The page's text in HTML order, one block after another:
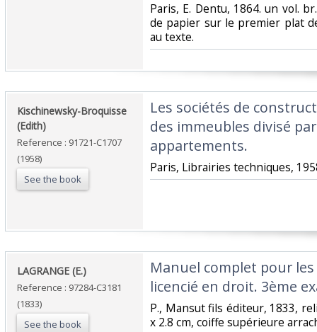
‎Paris, E. Dentu, 1864. un vol.
de papier sur le premier plat
au texte. ‎
‎Kischinewsky-Broquisse
(Edith)‎
Reference : 91721-C1707
(1958)
See the book
‎Les sociétés de
des immeubles divisé
appartements.‎
‎Paris, Librairies techniques,
‎LAGRANGE (E.)‎
Reference : 97284-C3181
(1833)
See the book
‎Manuel complet pour
licencié en droit. 3ème
‎P., Mansut fils éditeur, 1833,
x 2.8 cm, coiffe supérieure